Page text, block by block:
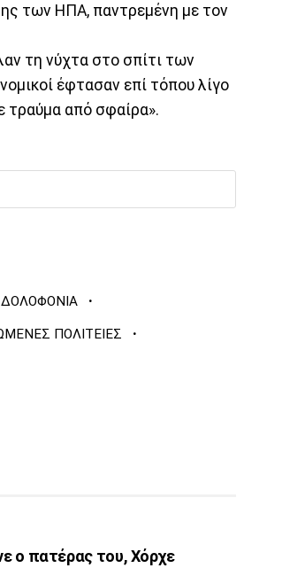
των ΗΠΑ, παντρεμένη με τον
τη νύχτα στο σπίτι των
έφτασαν επί τόπου λίγο
τραύμα από σφαίρα».
ΔΟΛΟΦΟΝΙΑ ·
ΠΟΛΙΤΕΙΕΣ ·
ο πατέρας του, Χόρχε